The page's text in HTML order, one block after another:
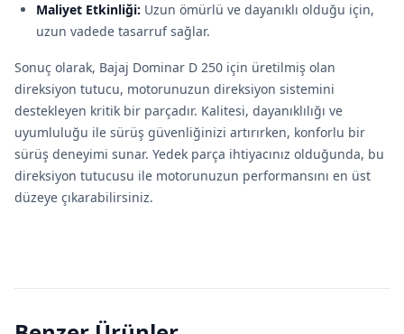
Maliyet Etkinliği: Uzun ömürlü ve dayanıklı olduğu için,
uzun vadede tasarruf sağlar.
Sonuç olarak, Bajaj Dominar D 250 için üretilmiş olan
direksiyon tutucu, motorunuzun direksiyon sistemini
destekleyen kritik bir parçadır. Kalitesi, dayanıklılığı ve
uyumluluğu ile sürüş güvenliğinizi artırırken, konforlu bir
sürüş deneyimi sunar. Yedek parça ihtiyacınız olduğunda, bu
direksiyon tutucusu ile motorunuzun performansını en üst
düzeye çıkarabilirsiniz.